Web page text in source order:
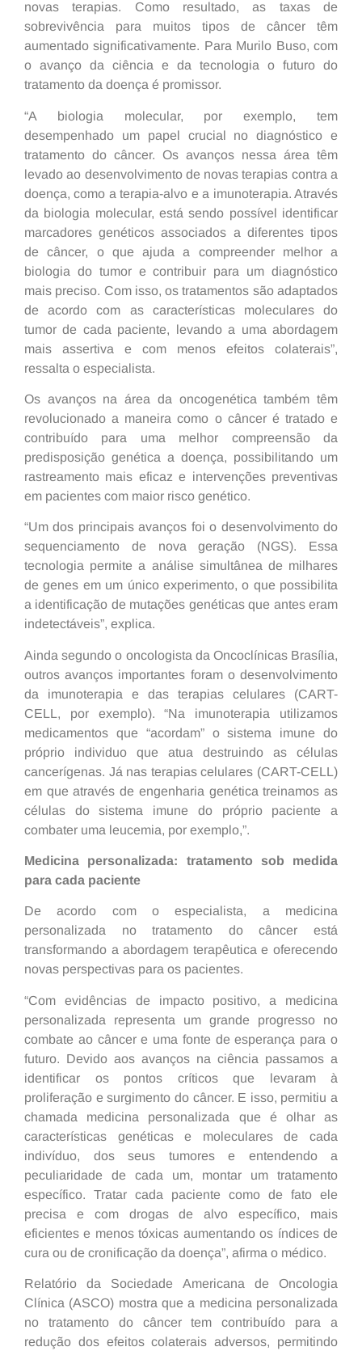
novas terapias. Como resultado, as taxas de
sobrevivência para muitos tipos de câncer têm
aumentado significativamente. Para Murilo Buso, com
o avanço da ciência e da tecnologia o futuro do
tratamento da doença é promissor.
“A biologia molecular, por exemplo, tem
desempenhado um papel crucial no diagnóstico e
tratamento do câncer. Os avanços nessa área têm
levado ao desenvolvimento de novas terapias contra a
doença, como a terapia-alvo e a imunoterapia. Através
da biologia molecular, está sendo possível identificar
marcadores genéticos associados a diferentes tipos
de câncer, o que ajuda a compreender melhor a
biologia do tumor e contribuir para um diagnóstico
mais preciso. Com isso, os tratamentos são adaptados
de acordo com as características moleculares do
tumor de cada paciente, levando a uma abordagem
mais assertiva e com menos efeitos colaterais”,
ressalta o especialista.
Os avanços na área da oncogenética também têm
revolucionado a maneira como o câncer é tratado e
contribuído para uma melhor compreensão da
predisposição genética a doença, possibilitando um
rastreamento mais eficaz e intervenções preventivas
em pacientes com maior risco genético.
“Um dos principais avanços foi o desenvolvimento do
sequenciamento de nova geração (NGS). Essa
tecnologia permite a análise simultânea de milhares
de genes em um único experimento, o que possibilita
a identificação de mutações genéticas que antes eram
indetectáveis”, explica.
Ainda segundo o oncologista da Oncoclínicas Brasília,
outros avanços importantes foram o desenvolvimento
da imunoterapia e das terapias celulares (CART-
CELL, por exemplo). “Na imunoterapia utilizamos
medicamentos que “acordam” o sistema imune do
próprio individuo que atua destruindo as células
cancerígenas. Já nas terapias celulares (CART-CELL)
em que através de engenharia genética treinamos as
células do sistema imune do próprio paciente a
combater uma leucemia, por exemplo,”.
Medicina personalizada: tratamento sob medida
para cada paciente
De acordo com o especialista, a medicina
personalizada no tratamento do câncer está
transformando a abordagem terapêutica e oferecendo
novas perspectivas para os pacientes.
“Com evidências de impacto positivo, a medicina
personalizada representa um grande progresso no
combate ao câncer e uma fonte de esperança para o
futuro. Devido aos avanços na ciência passamos a
identificar os pontos críticos que levaram à
proliferação e surgimento do câncer. E isso, permitiu a
chamada medicina personalizada que é olhar as
características genéticas e moleculares de cada
indivíduo, dos seus tumores e entendendo a
peculiaridade de cada um, montar um tratamento
específico. Tratar cada paciente como de fato ele
precisa e com drogas de alvo específico, mais
eficientes e menos tóxicas aumentando os índices de
cura ou de cronificação da doença”, afirma o médico.
Relatório da Sociedade Americana de Oncologia
Clínica (ASCO) mostra que a medicina personalizada
no tratamento do câncer tem contribuído para a
redução dos efeitos colaterais adversos, permitindo